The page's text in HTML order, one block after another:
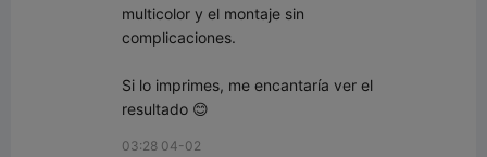
multicolor y el montaje sin
complicaciones.
Si lo imprimes, me encantaría ver el
resultado 😊
03:28 04-02